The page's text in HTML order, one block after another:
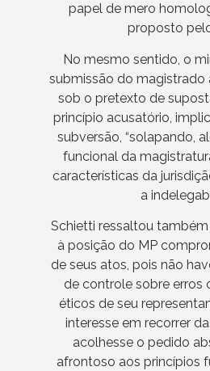
papel de mero
proposto
No mesmo sentido, o
submissão do magistrado
sob o pretexto de
princípio acusatório,
subversão, “solapando,
funcional da
características da
a
Schietti ressaltou
à posição do MP
de seus atos, pois não
de controle sobre erros
éticos de seu
interesse em recorrer
acolhesse o pedido
afrontoso aos princípios